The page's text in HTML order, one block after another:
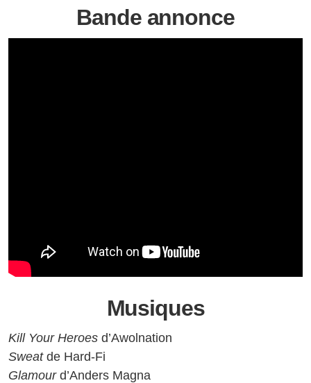
Bande annonce
Musiques
Kill Your Heroes d’Awolnation
Sweatde Hard-Fi
Glamourd’Anders Magna